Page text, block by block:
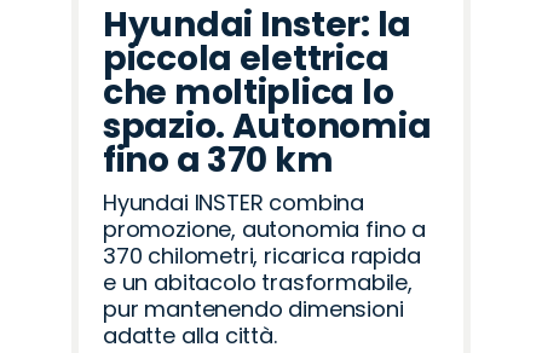
Hyundai Inster: la
piccola elettrica
che moltiplica lo
spazio. Autonomia
fino a 370 km
Hyundai INSTER combina
promozione, autonomia fino a
370 chilometri, ricarica rapida
e un abitacolo trasformabile,
pur mantenendo dimensioni
adatte alla città.